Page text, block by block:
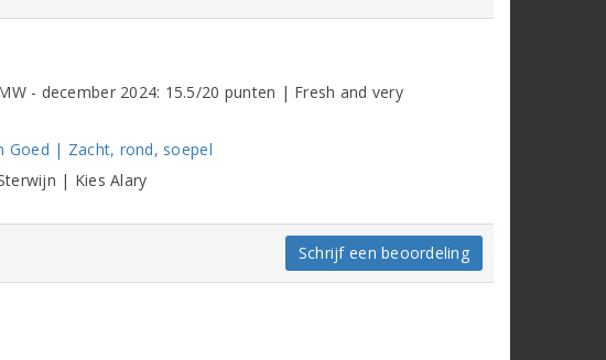
- december 2024: 15.5/20 punten | Fresh and very
Goed | Zacht, rond, soepel
| Kies Alary
Schrijf een beoordeling